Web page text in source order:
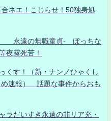
ネエ！こじらせ！50独身処
永遠の無職童貞- ぼっちな
夜露死苦！
くす！（新・ナンノひゃくし
め速報） 話題な事件からおも
ラだいすき永遠の非リア充・